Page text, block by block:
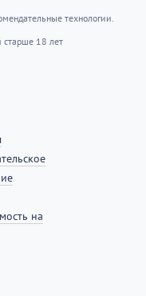
технологии.
старше 18 лет
на